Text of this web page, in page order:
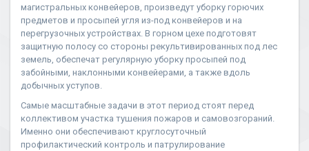
магистральных конвейеров, произведут уборку горючих
предметов и просыпей угля из-под конвейеров и на
перегрузочных устройствах. В горном цехе подготовят
защитную полосу со стороны рекультивированных под лес
земель, обеспечат регулярную уборку просыпей под
забойными, наклонными конвейерами, а также вдоль
добычных уступов.
Самые масштабные задачи в этот период стоят перед
коллективом участка тушения пожаров и самовозгораний.
Именно они обеспечивают круглосуточный
профилактический контроль и патрулирование